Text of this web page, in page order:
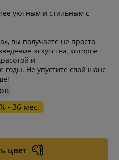
уютным и стильным с
вы получаете не просто
искусства, которое
и
годы. Не упустите свой шанс
- 36 мес.
цвет